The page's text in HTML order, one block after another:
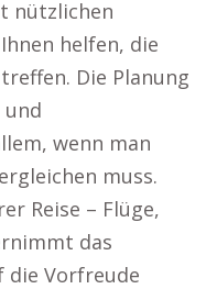
nützlichen
helfen, die
Die Planung
und
wenn man
muss.
Reise – Flüge,
das
die Vorfreude